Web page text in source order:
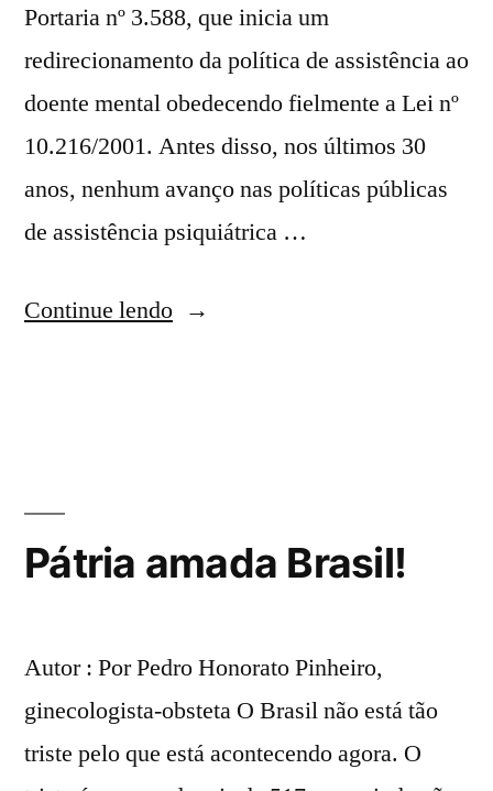
Portaria nº 3.588, que inicia um
redirecionamento da política de assistência ao
doente mental obedecendo fielmente a Lei nº
10.216/2001. Antes disso, nos últimos 30
anos, nenhum avanço nas políticas públicas
de assistência psiquiátrica …
Continue lendo
Pátria amada Brasil!
Autor : Por Pedro Honorato Pinheiro,
ginecologista-obsteta O Brasil não está tão
triste pelo que está acontecendo agora. O